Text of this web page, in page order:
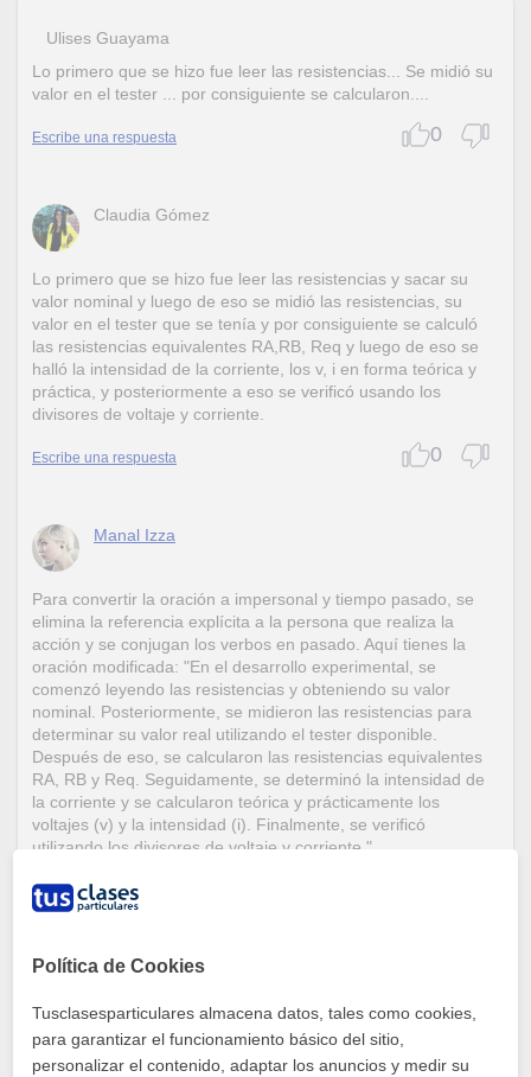
Ulises Guayama
Lo primero que se hizo fue leer las resistencias... Se midió su
valor en el tester ... por consiguiente se calcularon....
Escribe una respuesta 0
Claudia Gómez
Lo primero que se hizo fue leer las resistencias y sacar su
valor nominal y luego de eso se midió las resistencias, su
valor en el tester que se tenía y por consiguiente se calculó
las resistencias equivalentes RA,RB, Req y luego de eso se
halló la intensidad de la corriente, los v, i en forma teórica y
práctica, y posteriormente a eso se verificó usando los
divisores de voltaje y corriente.
Escribe una respuesta 0
Manal Izza
Para convertir la oración a impersonal y tiempo pasado, se
elimina la referencia explícita a la persona que realiza la
acción y se conjugan los verbos en pasado. Aquí tienes la
oración modificada: "En el desarrollo experimental, se
comenzó leyendo las resistencias y obteniendo su valor
nominal. Posteriormente, se midieron las resistencias para
determinar su valor real utilizando el tester disponible.
Después de eso, se calcularon las resistencias equivalentes
RA, RB y Req. Seguidamente, se determinó la intensidad de
la corriente y se calcularon teórica y prácticamente los
voltajes (v) y la intensidad (i). Finalmente, se verificó
utilizando los divisores de voltaje y corriente."
Escribe una respuesta
Preguntas relacionadas
Política de Cookies
Tusclasesparticulares almacena datos, tales como cookies,
para garantizar el funcionamiento básico del sitio,
personalizar el contenido, adaptar los anuncios y medir su